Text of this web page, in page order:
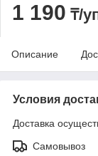
1 190 ₸/
Описание
Условия
Доставка
Самовывоз